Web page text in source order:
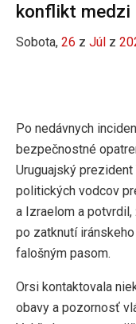
konflikt medzi
Sobota, 26 z Júl z
Po nedávnych
bezpečnostné
Uruguajský
politických vodcov
a Izraelom a
po zatknutí
falošným pasom.
Orsi kontaktovala
obavy a pozornosť